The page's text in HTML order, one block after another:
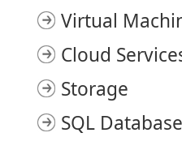
Virtual
Cloud
Storage
SQL Database